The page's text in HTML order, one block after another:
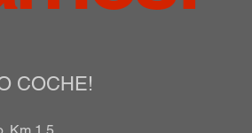
COCHE!